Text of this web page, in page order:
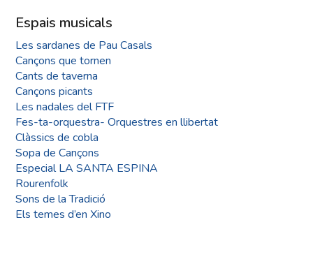
Espais musicals
Les sardanes de Pau Casals
Cançons que tornen
Cants de taverna
Cançons picants
Les nadales del FTF
Fes-ta-orquestra- Orquestres en llibertat
Clàssics de cobla
Sopa de Cançons
Especial LA SANTA ESPINA
Rourenfolk
Sons de la Tradició
Els temes d’en Xino